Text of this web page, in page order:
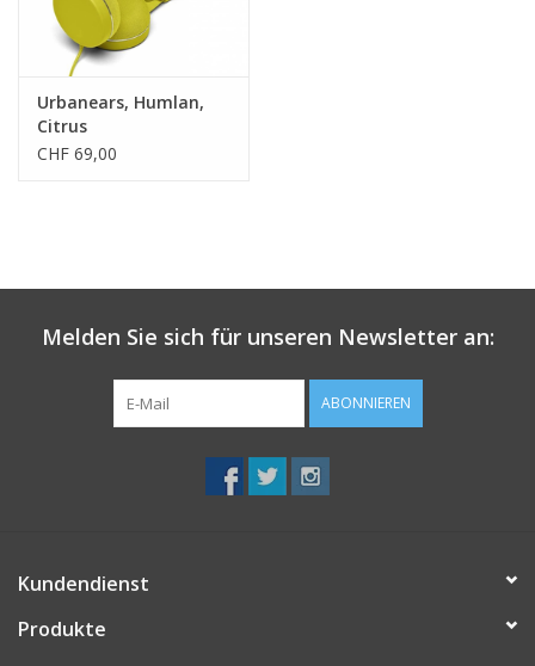
Urbanears, Humlan,
Citrus
CHF 69,00
Melden Sie sich für unseren Newsletter an:
ABONNIEREN
Kundendienst
Produkte